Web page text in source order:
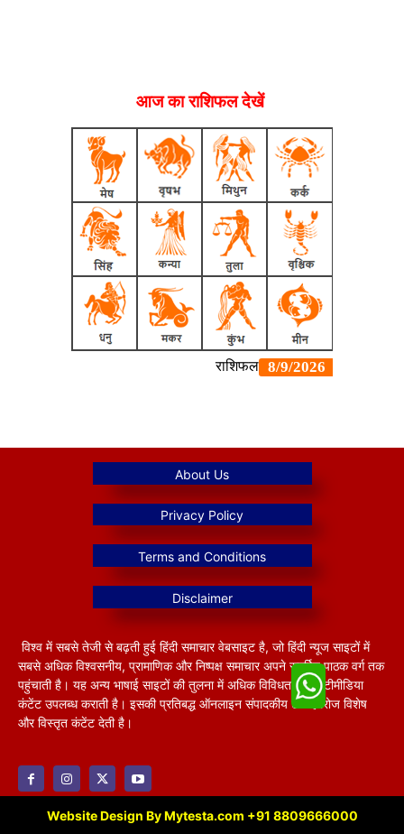
आज का राशिफल देखें
विश्व में सबसे तेजी से बढ़ती हुई हिंदी समाचार वेबसाइट है, जो हिंदी न्यूज साइटों में
सबसे अधिक विश्वसनीय, प्रामाणिक और निष्पक्ष समाचार अपने समर्पित पाठक वर्ग तक
पहुंचाती है। यह अन्य भाषाई साइटों की तुलना में अधिक विविधतापूर्ण मल्टीमीडिया
कंटेंट उपलब्ध कराती है। इसकी प्रतिबद्ध ऑनलाइन संपादकीय टीम हररोज विशेष
और विस्तृत कंटेंट देती है।
Website Design By Mytesta.com +91 8809666000